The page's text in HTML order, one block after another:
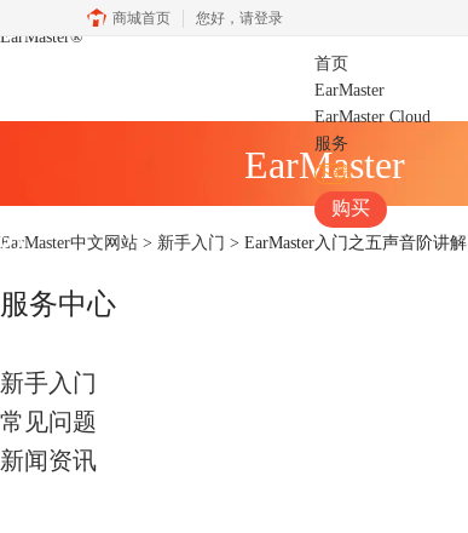
商城首页 您好， 请登录
EarMaster®
首页
EarMaster
EarMaster Cloud
服务
下载
购买
EarMaster
EarMaster中文网站 > 新手入门 > EarMaster入门之五声音阶讲解
服务中心
新手入门
常见问题
新闻资讯